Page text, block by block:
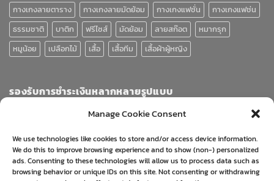
Manage Cookie Consent
We use technologies like cookies to store and/or access device information.
We do this to improve browsing experience and to show (non-) personalized
ads. Consenting to these technologies will allow us to process data such as
browsing behavior or unique IDs on this site. Not consenting or withdrawing
กางเกงลายตาราง
กางเกงลายมัดย้อม กางเกงแฟชั่น
กางเกงแฟช่น
ธรรมชาติ
บาติก ฟรีไซส์ มัดย้อม ลายสก๊อต
หมากรุก
หมูน้อย
เปลือกไม้ เสื้อ เสื้อทีม เสื้อผ้าผู้หญิง
รองรับการชำระเงินหลากหลายรูปแบบ